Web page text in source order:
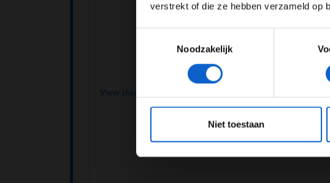
verstrekt of die ze hebben verzameld op
Noodzakelijk
Niet toestaan
View this post on Instagram
JONGER
*Raadpleeg ons